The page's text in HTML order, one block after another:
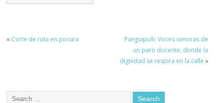
« Corte de ruta en pocura
Panguipulli: Voces sonoras de
un paro docente, donde la
dignidad se respira en la calle »